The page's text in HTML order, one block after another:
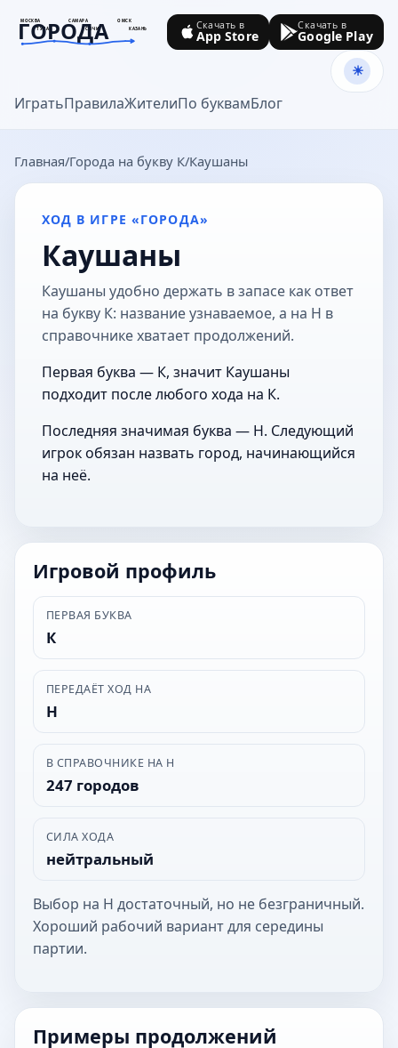
МОСКВА САМАРА
ОМСК
ТУЛА
СОЧИ КАЗАНЬ
ГОРОДА
goroda-na.ru
ИгратьПравилаЖителиПо буквамБлог
Скачать в
App Store
Скачать в
Google Play
Главная Города на букву К Каушаны
ХОД В ИГРЕ «ГОРОДА»
Каушаны
Каушаны удобно держать в запасе как ответ
на букву К: название узнаваемое, а на Н в
справочнике хватает продолжений.
Первая буква — К, значит Каушаны
подходит после любого хода на К.
Последняя значимая буква — Н. Следующий
игрок обязан назвать город, начинающийся
на неё.
Игровой профиль
ПЕРВАЯ БУКВА
К
ПЕРЕДАЁТ ХОД НА
Н
В СПРАВОЧНИКЕ НА Н
247 городов
СИЛА ХОДА
нейтральный
Выбор на Н достаточный, но не безграничный.
Хороший рабочий вариант для середины
партии.
Примеры продолжений